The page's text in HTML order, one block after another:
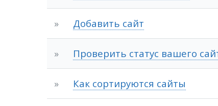
» Добавить сайт
» Проверить статус вашего
» Как сортируются сайты